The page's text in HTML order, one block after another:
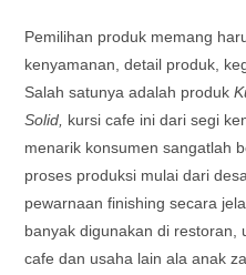
Pemilihan produk memang
kenyamanan, detail produk,
Salah satunya adalah produk
Solid, kursi cafe ini dari segi
menarik konsumen sangatlah
proses produksi mulai dari
pewarnaan finishing secara
banyak digunakan di restoran,
cafe dan usaha lain ala anak